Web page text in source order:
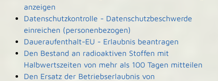
anzeigen
Datenschutzkontrolle - Datenschutzbeschwerde
einreichen (personenbezogen)
Daueraufenthalt-EU - Erlaubnis beantragen
Den Bestand an radioaktiven Stoffen mit
Halbwertszeiten von mehr als 100 Tagen mitteilen
Den Ersatz der Betriebserlaubnis von